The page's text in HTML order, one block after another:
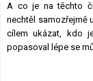
A co je na těchto
nechtěl samozřejmě
cílem ukázat, kdo
popasoval lépe se